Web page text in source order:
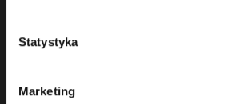
Statystyka
Marketing
Zapisz się do